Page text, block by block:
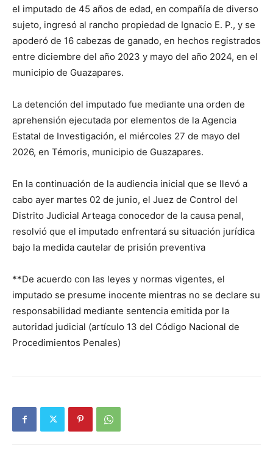
el imputado de 45 años de edad, en compañía de diverso
sujeto, ingresó al rancho propiedad de Ignacio E. P., y se
apoderó de 16 cabezas de ganado, en hechos registrados
entre diciembre del año 2023 y mayo del año 2024, en el
municipio de Guazapares.
La detención del imputado fue mediante una orden de
aprehensión ejecutada por elementos de la Agencia
Estatal de Investigación, el miércoles 27 de mayo del
2026, en Témoris, municipio de Guazapares.
En la continuación de la audiencia inicial que se llevó a
cabo ayer martes 02 de junio, el Juez de Control del
Distrito Judicial Arteaga conocedor de la causa penal,
resolvió que el imputado enfrentará su situación jurídica
bajo la medida cautelar de prisión preventiva
**De acuerdo con las leyes y normas vigentes, el
imputado se presume inocente mientras no se declare su
responsabilidad mediante sentencia emitida por la
autoridad judicial (artículo 13 del Código Nacional de
Procedimientos Penales)